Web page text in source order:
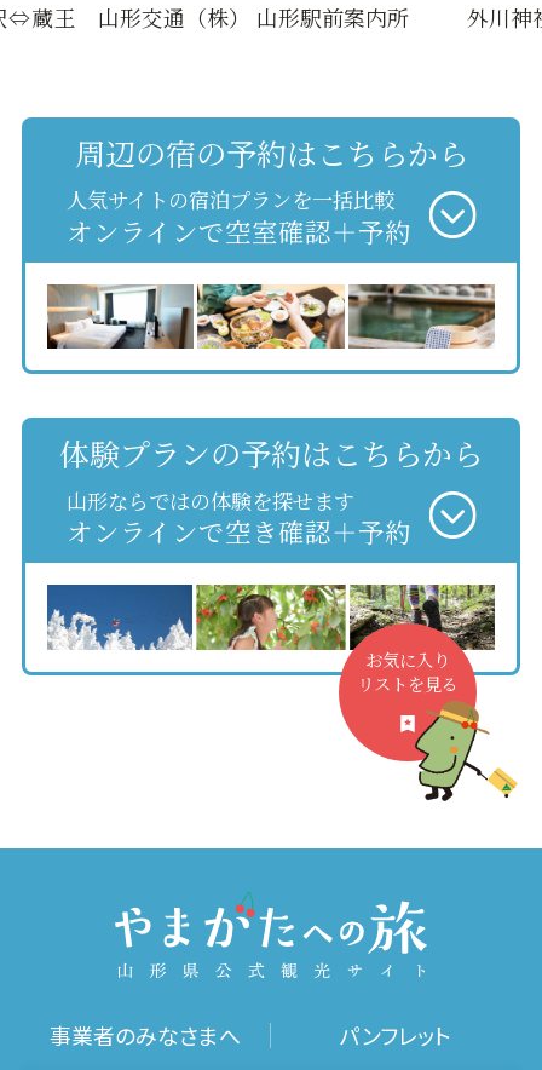
⇔蔵王 山形交通（株） 山形駅前案内所 外川神
周辺の宿の予約はこちらから
人気サイトの宿泊プランを一括比較
オンラインで空室確認＋予約
体験プランの予約はこちらから
山形ならではの体験を探せます
オンラインで空き確認＋予約
お気に入り
リストを見る
事業者のみなさまへ パンフレット